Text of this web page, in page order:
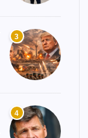
3
4